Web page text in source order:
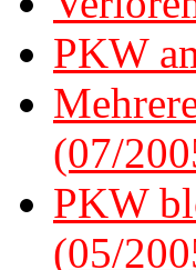
PKW
(07/
PKW
(05/